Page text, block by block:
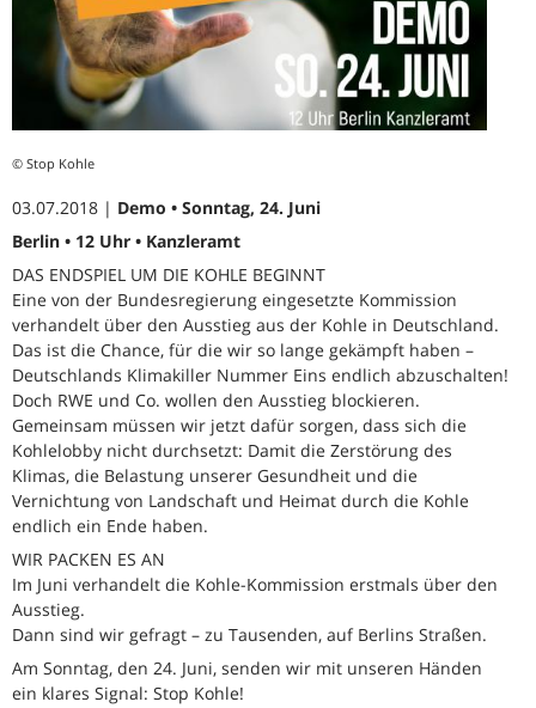
© Stop Kohle
03.07.2018 | Demo • Sonntag, 24. Juni
Berlin • 12 Uhr • Kanzleramt
DAS ENDSPIEL UM DIE KOHLE BEGINNT
Eine von der Bundesregierung eingesetzte Kommission
verhandelt über den Ausstieg aus der Kohle in Deutschland.
Das ist die Chance, für die wir so lange gekämpft haben –
Deutschlands Klimakiller Nummer Eins endlich abzuschalten!
Doch RWE und Co. wollen den Ausstieg blockieren.
Gemeinsam müssen wir jetzt dafür sorgen, dass sich die
Kohlelobby nicht durchsetzt: Damit die Zerstörung des
Klimas, die Belastung unserer Gesundheit und die
Vernichtung von Landschaft und Heimat durch die Kohle
endlich ein Ende haben.
WIR PACKEN ES AN
Im Juni verhandelt die Kohle-Kommission erstmals über den
Ausstieg.
Dann sind wir gefragt – zu Tausenden, auf Berlins Straßen.
Am Sonntag, den 24. Juni, senden wir mit unseren Händen
ein klares Signal: Stop Kohle!